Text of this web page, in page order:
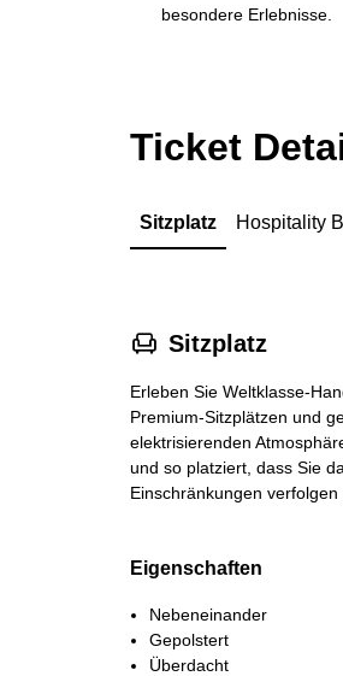
besondere Erlebnisse.
Ticket
Sitzplatz Hospitality
􁐴 Sitzplatz
Erleben Sie
Premium‑Sitzplätzen und
elektrisierenden
und so platziert, dass Sie
Einschränkungen verfolgen
Eigenschaften
Nebeneinander
Gepolstert
Überdacht